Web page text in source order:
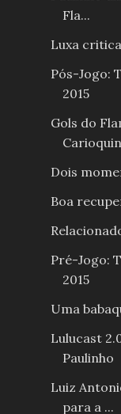
Fla...
Luxa
Pós-Jogo:
2015
Gols do
Dois
Boa
Pré-Jogo:
2015
Uma
Lulucast
Paulinho
Luiz
para a ...